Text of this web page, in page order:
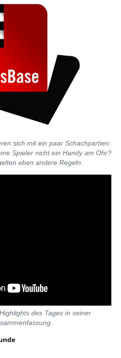
sich mit ein paar Schachpartien:
Spieler nicht ein Handy am Ohr?
eben andere Regeln.
des Tages in seiner